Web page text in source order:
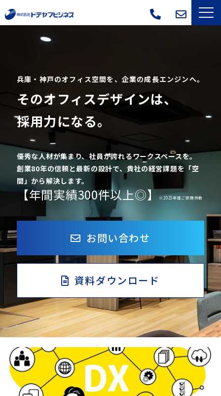
サービス一覧
導入事例
よくあるご質問
会社概要
ブログ
兵庫・神戸のオフィス空間を、企業の成長エンジンへ。
そのオフィスデザインは、
採用力になる。
優秀な人材が集まり、社員が誇れるワークスペースを。
創業80年の信頼と最新の設計で、貴社の経営課題を「空
間」から解決します。
【年間実績300件以上◎】※2025年度ご依頼件数
お問い合わせ
資料ダウンロード